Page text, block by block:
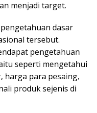
menjadi target.
dasar
tersebut.
pengetahuan
seperti mengetahui
harga para pesaing,
produk sejenis di